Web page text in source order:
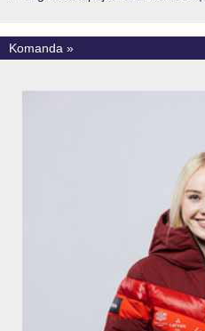
Komanda »